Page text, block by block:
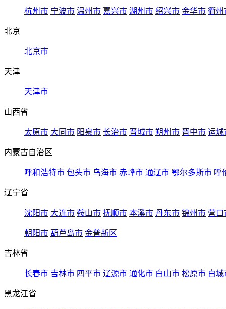
杭州市 宁波市 温州市 嘉兴市 湖州市 绍兴市 金华市 衢州
北京
北京市
天津
天津市
山西省
太原市 大同市 阳泉市 长治市 晋城市 朔州市 晋中市 运城
内蒙古自治区
呼和浩特市 包头市 乌海市 赤峰市 通辽市 鄂尔多斯市 呼
辽宁省
沈阳市 大连市 鞍山市 抚顺市 本溪市 丹东市 锦州市 营口
朝阳市 葫芦岛市 金普新区
吉林省
长春市 吉林市 四平市 辽源市 通化市 白山市 松原市 白城
黑龙江省